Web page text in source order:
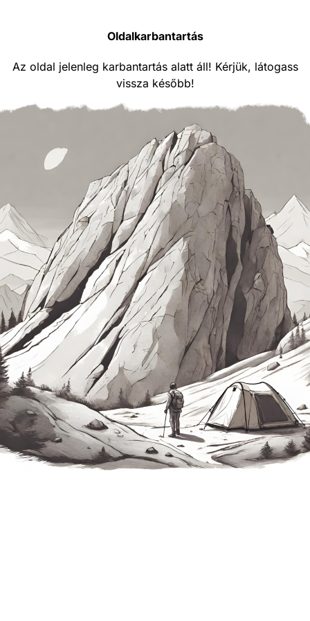
Oldalkarbantartás
Az oldal jelenleg karbantartás alatt áll! Kérjük, látogass
vissza később!